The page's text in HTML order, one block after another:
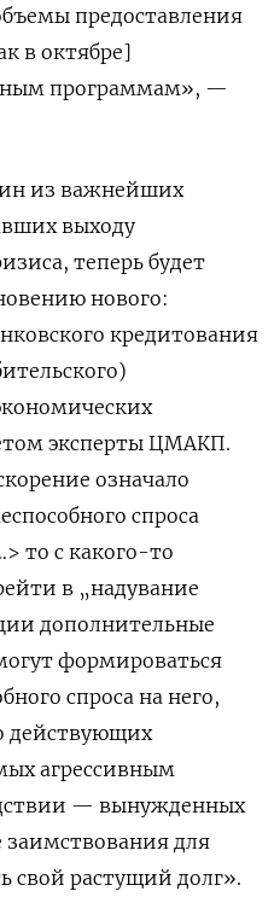
предоставления
в октябре]
программам», —
из важнейших
выходу
теперь будет
нового:
кредитования
эксперты ЦМАКП.
означало
спроса
то с какого-то
в „надувание
дополнительные
формироваться
спроса на него,
действующих
агрессивным
— вынужденных
заимствования для
свой растущий долг».